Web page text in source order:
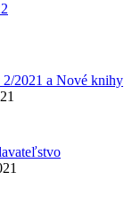
2021 a Nové knihy